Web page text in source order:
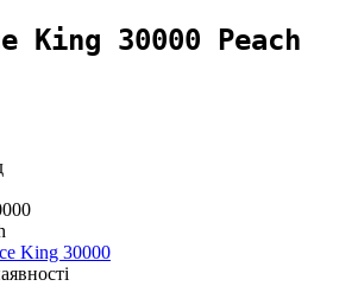
King 30000 Peach
King 30000